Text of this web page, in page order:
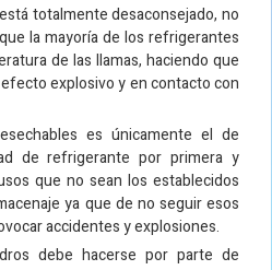
totalmente desaconsejado, no
la mayoría de los refrigerantes
de las llamas, haciendo que
explosivo y en contacto con
es únicamente el de
de refrigerante por primera y
que no sean los establecidos
ya que de no seguir esos
accidentes y explosiones.
debe hacerse por parte de